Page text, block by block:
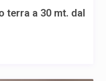
terra a 30 mt. dal